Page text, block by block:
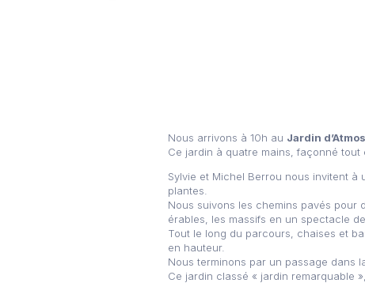
Nous arrivons à 10h au Jardin
Ce jardin à quatre mains, façonné
Sylvie et Michel Berrou nous invitent
plantes.
Nous suivons les chemins pavés pour
érables, les massifs en un spectacle
Tout le long du parcours, chaises et
en hauteur.
Nous terminons par un passage dans
Ce jardin classé « jardin remarquable